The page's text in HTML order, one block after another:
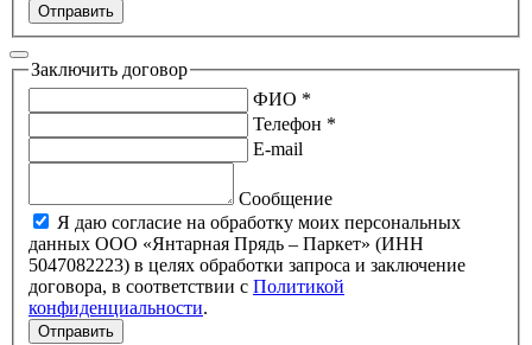
Отправить
Заключить договор
ФИО *
Телефон *
E-mail
Сообщение
Я даю согласие на обработку моих персональных
данных ООО «Янтарная Прядь – Паркет» (ИНН
5047082223) в целях обработки запроса и заключение
договора, в соответствии с Политикой
конфиденциальности.
Отправить